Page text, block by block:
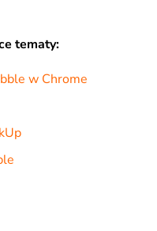
tematy:
w Chrome